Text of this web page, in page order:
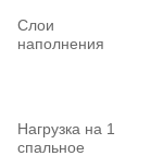
Слои
наполнения
Нагрузка на 1
спальное